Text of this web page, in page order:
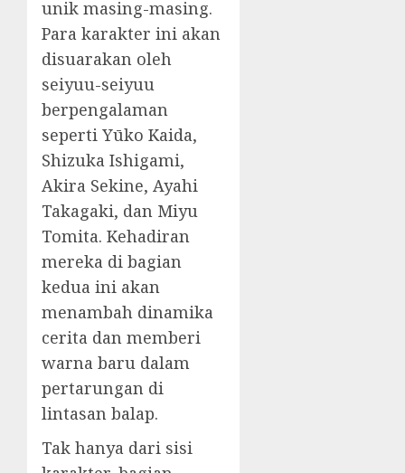
unik masing-masing.
Para karakter ini akan
disuarakan oleh
seiyuu-seiyuu
berpengalaman
seperti Yūko Kaida,
Shizuka Ishigami,
Akira Sekine, Ayahi
Takagaki, dan Miyu
Tomita. Kehadiran
mereka di bagian
kedua ini akan
menambah dinamika
cerita dan memberi
warna baru dalam
pertarungan di
lintasan balap.
Tak hanya dari sisi